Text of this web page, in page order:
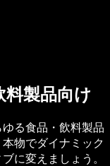
料製品向け
る食品・飲料製品
物でダイナミック
に変えましょう。